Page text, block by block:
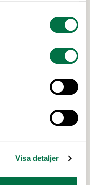
Visa detaljer
den 23 april i
i en tid då
mat har
befolkningar